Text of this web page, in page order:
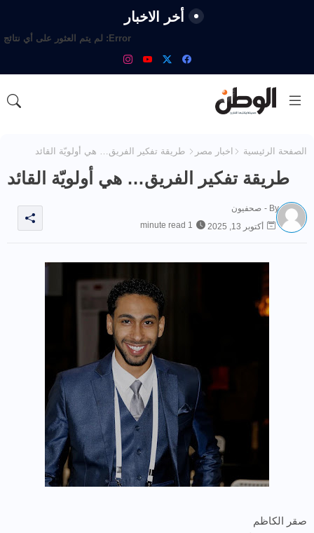
أخر الاخبار
Error: لم يتم العثور على أي نتائج
الصفحة الرئيسية اخبار مصر طريقة تفكير الفريق… هي أولويّة القائد
طريقة تفكير الفريق… هي أولويّة القائد
By -
صحفيون
أكتوبر 13, 2025
1 minute read
صقر الكاظم